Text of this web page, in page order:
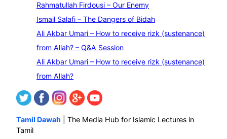
Rahmatullah Firdousi – Our Enemy
Ismail Salafi – The Dangers of Bidah
Ali Akbar Umari – How to receive rizk (sustenance)
from Allah? – Q&A Session
Ali Akbar Umari – How to receive rizk (sustenance)
from Allah?
Tamil Dawah | The Media Hub for Islamic Lectures in
Tamil